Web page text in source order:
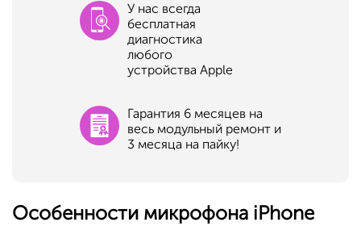
У нас всегда
бесплатная
диагностика
любого
устройства Apple
Гарантия 6 месяцев на
весь модульный ремонт и
3 месяца на пайку!
Особенности микрофона iPhone